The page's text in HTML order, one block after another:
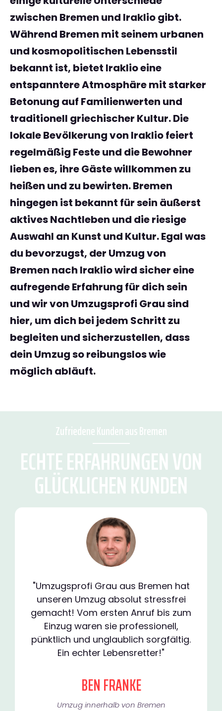
zwischen Bremen und Iraklio gibt.
Während Bremen mit seinem urbanen
und kosmopolitischen Lebensstil
bekannt ist, bietet Iraklio eine
entspanntere Atmosphäre mit starker
Betonung auf Familienwerten und
traditionell griechischer Kultur. Die
lokale Bevölkerung von Iraklio feiert
regelmäßig Feste und die Bewohner
lieben es, ihre Gäste willkommen zu
heißen und zu bewirten. Bremen
hingegen ist bekannt für sein äußerst
aktives Nachtleben und die riesige
Auswahl an Kunst und Kultur. Egal was
du bevorzugst, der Umzug von
Bremen nach Irakliowird sicher eine
aufregende Erfahrung für dich sein
und wir von Umzugsprofi Grau sind
hier, um dich bei jedem Schritt zu
begleiten und sicherzustellen, dass
dein Umzug so reibungslos wie
möglich abläuft.
Zufriedene Kunden aus Bremen
ECHTE ERFAHRUNGEN VON
GLÜCKLICHEN KUNDEN
"Umzugsprofi Grau aus Bremen hat
unseren Umzug absolut stressfrei
gemacht! Vom ersten Anruf bis zum
Einzug waren sie professionell,
pünktlich und unglaublich sorgfältig.
Ein echter Lebensretter!"
BEN FRANKE
Umzug innerhalb von Bremen​